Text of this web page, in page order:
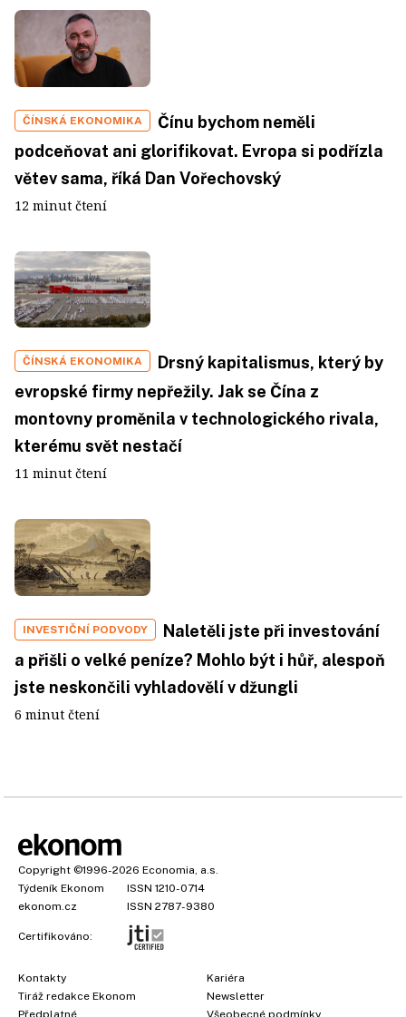
ČÍNSKÁ EKONOMIKA
Čínu bychom neměli
podceňovat ani glorifikovat. Evropa si podřízla
větev sama, říká Dan Vořechovský
12 minut čtení
ČÍNSKÁ EKONOMIKA
Drsný kapitalismus, který by
evropské firmy nepřežily. Jak se Čína z
montovny proměnila v technologického rivala,
kterému svět nestačí
11 minut čtení
INVESTIČNÍ PODVODY
Naletěli jste při investování
a přišli o velké peníze? Mohlo být i hůř, alespoň
jste neskončili vyhladovělí v džungli
6 minut čtení
Copyright ©1996-2026 Economia, a.s.
Týdeník Ekonom
ISSN 1210-0714
ekonom.cz
ISSN 2787-9380
Certifikováno:
Kontakty
Tiráž redakce Ekonom
Předplatné
Kariéra
Newsletter
Všeobecné podmínky